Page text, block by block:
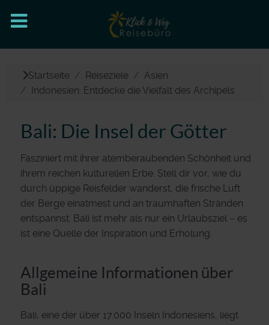
Startseite Reiseziele
Asien
Indonesien: Entdecke die Vielfalt des Archipels
Bali: Die Insel der Götter
Fasziniert mit ihrer atemberaubenden Schönheit und
ihrem reichen kulturellen Erbe. Stell dir vor, wie du
durch üppige Reisfelder wanderst, die frische Luft
der Berge einatmest und an traumhaften Stränden
entspannst. Bali ist mehr als nur ein Urlaubsziel – es
ist eine Quelle der Inspiration und Erholung.
Allgemeine Informationen über
Bali
Bali, eine der über 17.000 Inseln Indonesiens, liegt